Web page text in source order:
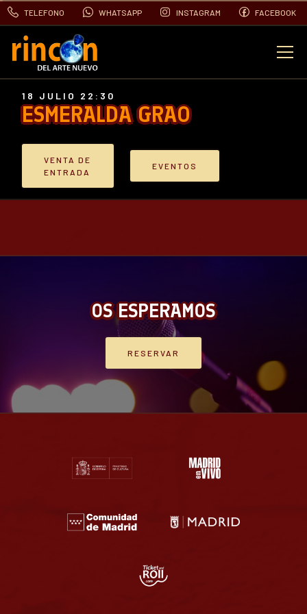
TELEFONO WHATSAPP INSTAGRAM FACEBOOK
ESMERALDA GRAO
18 JULIO 22:30
VENTA DE
ENTRADA
EVENTOS
OS ESPERAMOS
RESERVAR
EVENTOS
FOTOS
VIDEOS